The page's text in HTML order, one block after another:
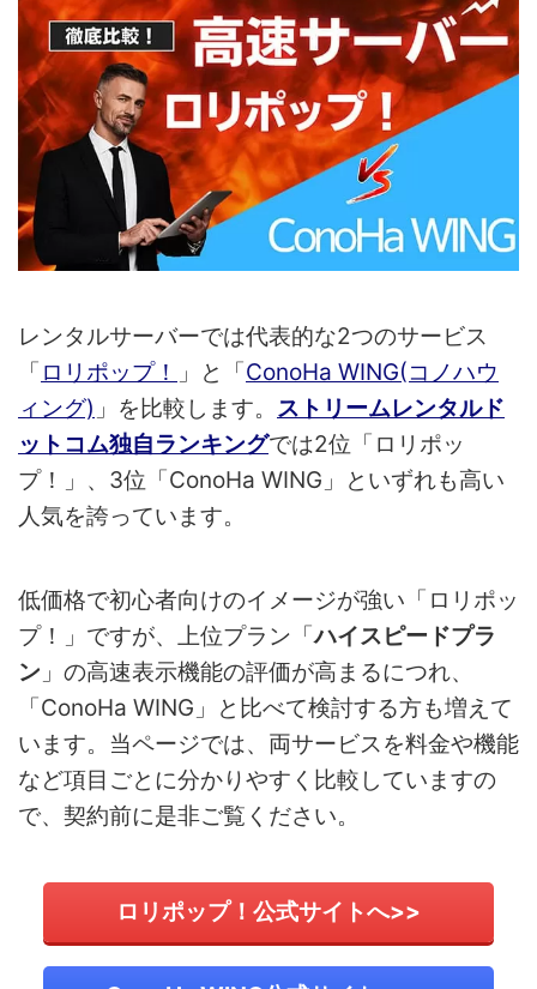
レンタルサーバーでは代表的な2つのサービス
「 ロリポップ！ 」と「ConoHa WING(コノハウ
ィング) 」を比較します。 ストリームレンタルド
ットコム独自ランキングでは2位「ロリポッ
プ！」、3位「ConoHa WING」といずれも高い
人気を誇っています。
低価格で初心者向けのイメージが強い「ロリポッ
プ！」ですが、上位プラン「ハイスピードプラ
ン 」の高速表示機能の評価が高まるにつれ、
「ConoHa WING」と比べて検討する方も増えて
います。当ページでは、両サービスを料金や機能
など項目ごとに分かりやすく比較していますの
で、契約前に是非ご覧ください。
ロリポップ！公式サイトへ>>